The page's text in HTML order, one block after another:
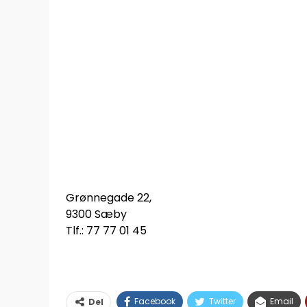
Grønnegade 22,
9300 Sæby
Tlf.: 77 77 01 45
Del Facebook Twitter Email